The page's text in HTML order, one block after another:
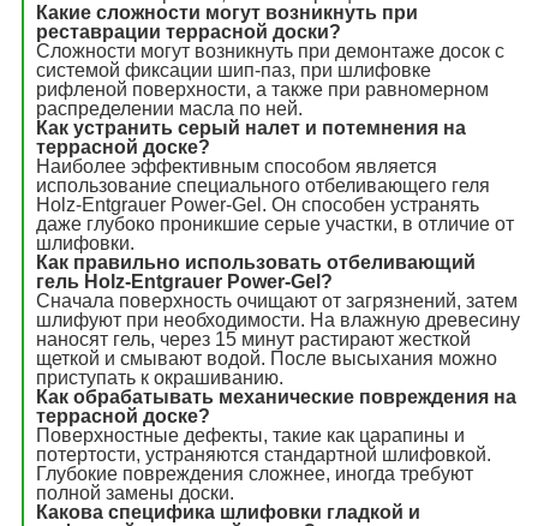
Какие сложности могут возникнуть при
реставрации террасной доски?
Сложности могут возникнуть при демонтаже досок с
системой фиксации шип-паз, при шлифовке
рифленой поверхности, а также при равномерном
распределении масла по ней.
Как устранить серый налет и потемнения на
террасной доске?
Наиболее эффективным способом является
использование специального отбеливающего геля
Holz-Entgrauer Power-Gel. Он способен устранять
даже глубоко проникшие серые участки, в отличие от
шлифовки.
Как правильно использовать отбеливающий
гель Holz-Entgrauer Power-Gel?
Сначала поверхность очищают от загрязнений, затем
шлифуют при необходимости. На влажную древесину
наносят гель, через 15 минут растирают жесткой
щеткой и смывают водой. После высыхания можно
приступать к окрашиванию.
Как обрабатывать механические повреждения на
террасной доске?
Поверхностные дефекты, такие как царапины и
потертости, устраняются стандартной шлифовкой.
Глубокие повреждения сложнее, иногда требуют
полной замены доски.
Какова специфика шлифовки гладкой и